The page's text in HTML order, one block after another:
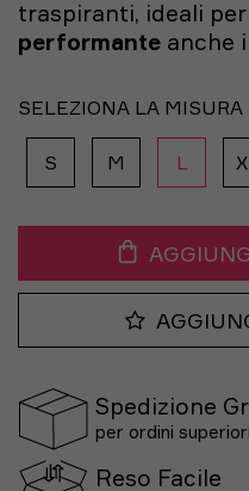
traspiranti, ideali
performante anche
SELEZIONA LA MISURA
S M L
Spedizione
per ordini
Reso Facile